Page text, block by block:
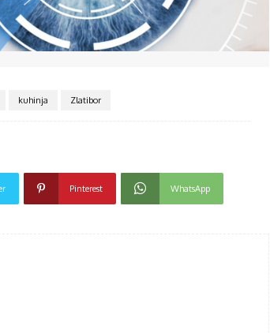
kuhinja Zlatibor
Pinterest WhatsApp